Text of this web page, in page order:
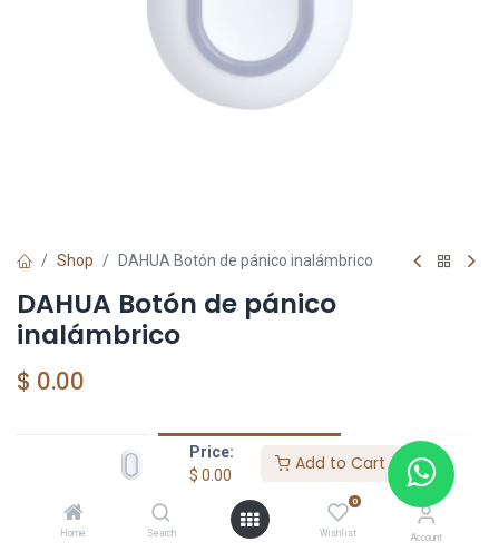
Price:
$ 0.00
Add to Cart
Home Search
0
Wishlist Account
Shop DAHUA Botón de pánico inalámbrico
DAHUA Botón de pánico
inalámbrico
$ 0.00
Add to Cart
Agregar a la lista de deseos